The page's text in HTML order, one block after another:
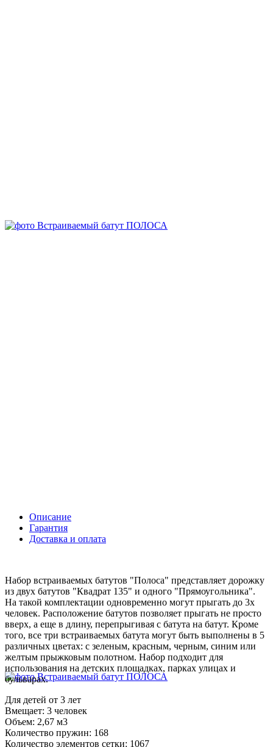
Описание
Гарантия
Доставка и оплата
Набор встраиваемых батутов "Полоса" представляет дорожку
из двух батутов "Квадрат 135" и одного "Прямоугольника".
На такой комплектации одновременно могут прыгать до 3х
человек. Расположение батутов позволяет прыгать не просто
вверх, а еще в длину, перепрыгивая с батута на батут. Кроме
того, все три встраиваемых батута могут быть выполнены в 5
различных цветах: с зеленым, красным, черным, синим или
желтым прыжковым полотном. Набор подходит для
использования на детских площадках, парках улицах и
бульварах.
Для детей от 3 лет
Вмещает: 3 человек
Объем: 2,67 м3
Количество пружин: 168
Количество элементов сетки: 1067